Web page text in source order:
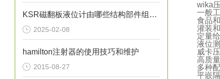
KSR磁翻板液位计由哪些结构部件组成呢？
2025-02-08
hamilton注射器的使用技巧和维护
2015-08-27
wika
一般
食品
灌装
定量
液位
威卡
高质
多种
平嵌